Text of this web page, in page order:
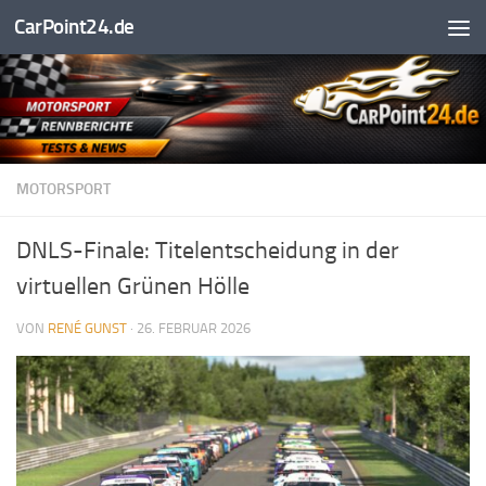
Unter dem Inhalt
CarPoint24.de
MOTORSPORT
DNLS-Finale: Titelentscheidung in der
virtuellen Grünen Hölle
VON RENÉ GUNST · 26. FEBRUAR 2026